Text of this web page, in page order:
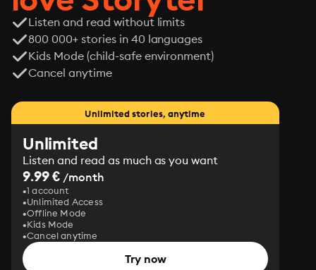
Listen and read without limits
800 000+ stories in 40 languages
Kids Mode (child-safe environment)
Cancel anytime
Unlimited stories, anytime
Unlimited
Listen and read as much as you want
9.99 € /month
1 account
Unlimited Access
Offline Mode
Kids Mode
Cancel anytime
Try now